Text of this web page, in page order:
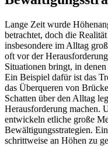
Lange Zeit wurde
betrachtet, doch die
insbesondere im Alltag
oft vor der
Situationen bringt, in
Ein Beispiel dafür ist das
das Überqueren von
Schatten über den Alltag
Herausforderung machen.
entwickeln etliche große
Bewältigungsstrategien.
schrittweise an Höhen zu